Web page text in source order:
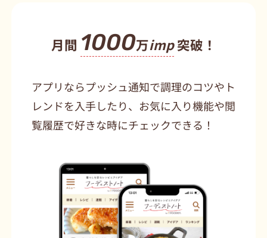
月間 1000万imp突破！
アプリならプッシュ通知で調理のコツやト
レンドを入手したり、お気に入り機能や閲
覧履歴で好きな時にチェックできる！